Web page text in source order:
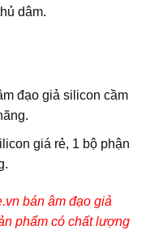
dâm.
đạo giả silicon cầm
giá rẻ, 1 bộ phận
bán âm đạo giả
phẩm có chất lượng